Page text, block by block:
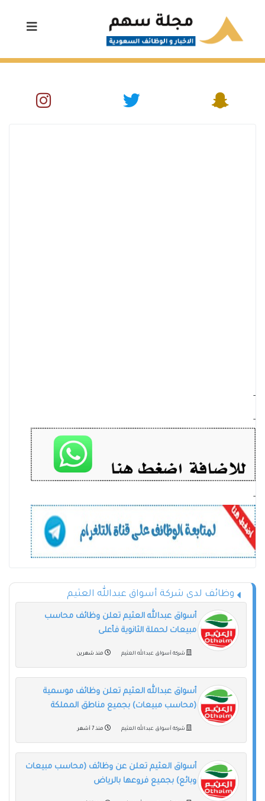
-
-
-
وظائف لدى شركة أسواق عبدالله العثيم
أسواق عبدالله العثيم تعلن وظائف محاسب
مبيعات لحملة الثانوية فأعلى
شركة أسواق عبدالله العثيم منذ شهرين
أسواق عبدالله العثيم تعلن وظائف موسمية
(محاسب مبيعات) بجميع مناطق المملكة
شركة أسواق عبدالله العثيم منذ 7 أشهر
أسواق العثيم تعلن عن وظائف (محاسب مبيعات
وبائع) بجميع فروعها بالرياض